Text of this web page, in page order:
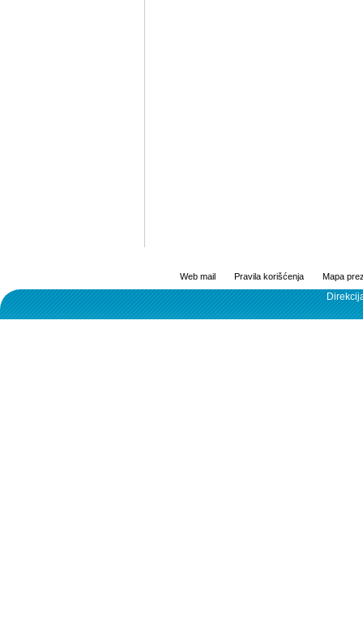
Web mail Pravila korišćenja Mapa